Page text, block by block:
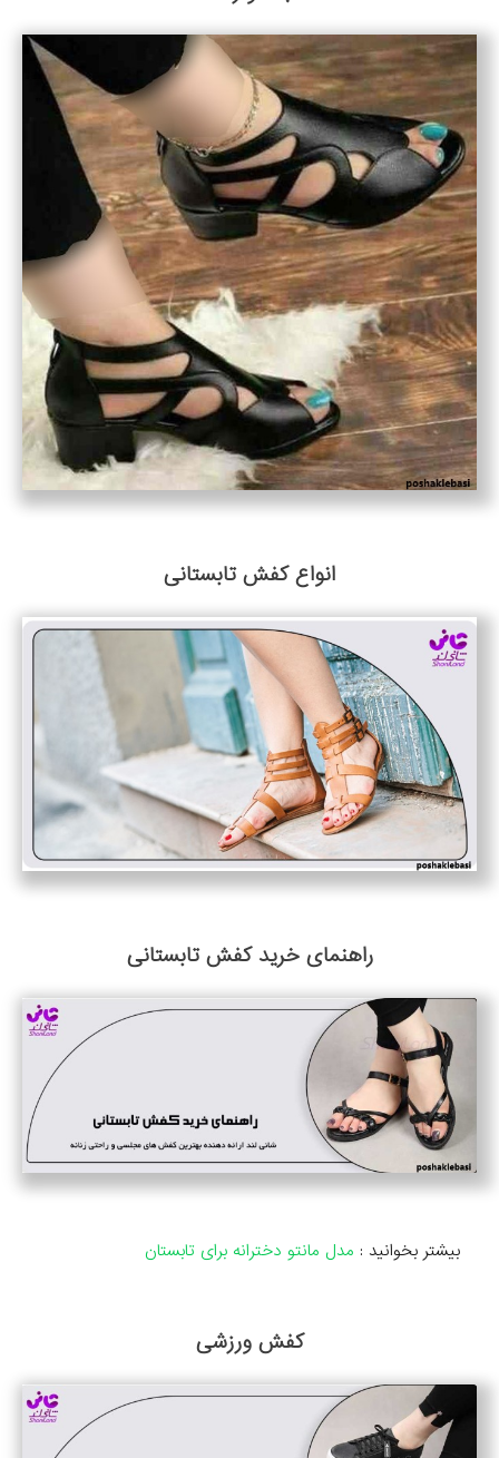
انواع کفش تابستانی
راهنمای خرید کفش تابستانی
بیشتر بخوانید : مدل مانتو دخترانه برای تابستان
کفش ورزشی